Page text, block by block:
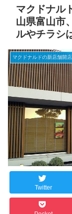
マクドナル
山県富山市
ルやチラシ
マクドナルドの新店舗開
Twitter